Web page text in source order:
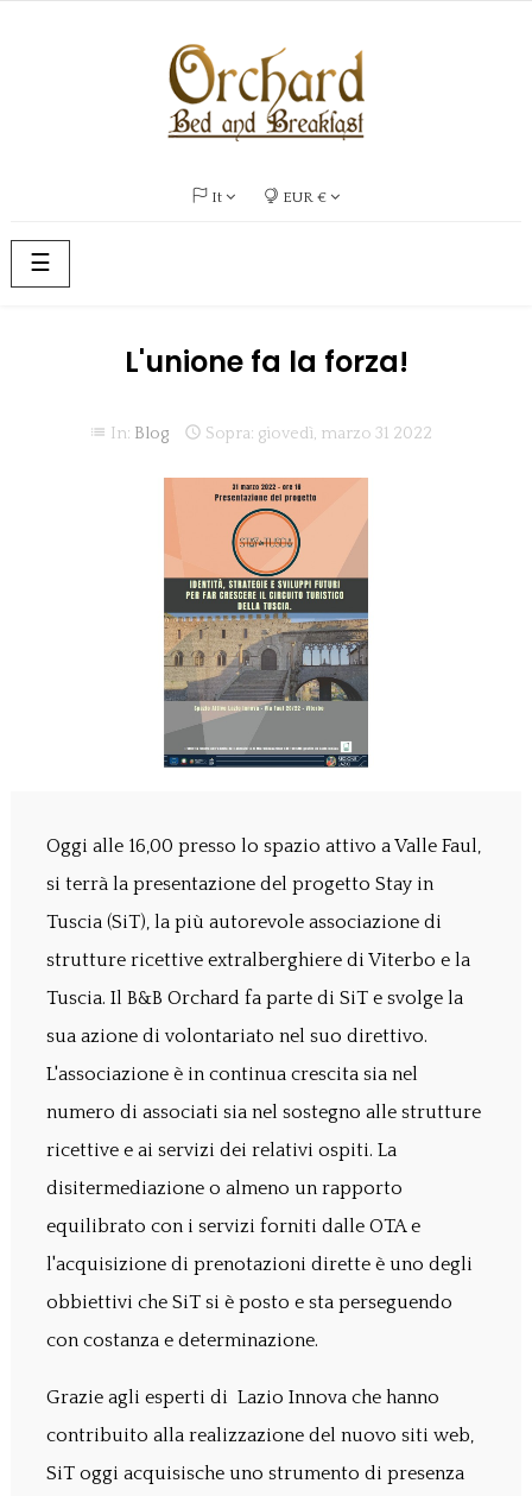
It EUR €
navigazione
Toggle
☰
L'unione fa la forza!
list In: Blog  Sopra: giovedì, marzo 31 2022
Oggi alle 16,00 presso lo spazio attivo a Valle Faul,
si terrà la presentazione del progetto Stay in
Tuscia (SiT), la più autorevole associazione di
strutture ricettive extralberghiere di Viterbo e la
Tuscia. Il B&B Orchard fa parte di SiT e svolge la
sua azione di volontariato nel suo direttivo.
L'associazione è in continua crescita sia nel
numero di associati sia nel sostegno alle strutture
ricettive e ai servizi dei relativi ospiti. La
disitermediazione o almeno un rapporto
equilibrato con i servizi forniti dalle OTA e
l'acquisizione di prenotazioni dirette è uno degli
obbiettivi che SiT si è posto e sta perseguendo
con costanza e determinazione.
Grazie agli esperti di Lazio Innova che hanno
contribuito alla realizzazione del nuovo siti web,
SiT oggi acquisische uno strumento di presenza